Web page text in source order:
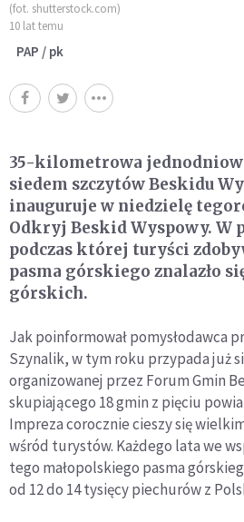
(fot. shutterstock.com)
10 lat temu
PAP / pk
35-kilometrowa
siedem szczytów Beskidu
inauguruje w niedzielę
Odkryj Beskid Wyspowy. W
podczas której turyści
pasma górskiego znalazło
górskich.
Jak poinformował pomysłodawca
Szynalik, w tym roku przypada już
organizowanej przez Forum Gmin
skupiającego 18 gmin z pięciu
Impreza corocznie cieszy się
wśród turystów. Każdego lata we
tego małopolskiego pasma
od 12 do 14 tysięcy piechurów z